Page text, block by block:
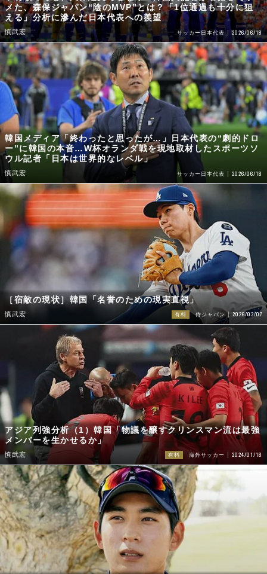
メた、森保ジャパン“陰のMVP”とは？「1位通過も十分に狙
える」分析に滲んだ日本代表への羨望
慎武宏 サッカー日本代表 2026/06/18
韓国メディア「終わったと思ったが…」日本代表の“劇的ドロ
ー”に韓国の本音…W杯オランダ戦を現地取材したスポーツソ
ウル記者「日本は世界的なレベル」
慎武宏 サッカー日本代表 2026/06/18
［宿敵の現状］韓国「名誉のための現実直視」
慎武宏 有料 侍ジャパン 2026/03/07
アジア列強分析（1）韓国「物議を醸すクリンスマン流は最強
メンバーを生かせるか」
慎武宏 有料 海外サッカー 2024/01/18